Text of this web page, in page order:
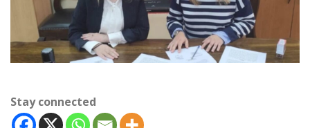
Stay connected